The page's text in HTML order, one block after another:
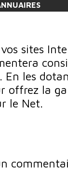
sites
En les
offrez la
le Net.